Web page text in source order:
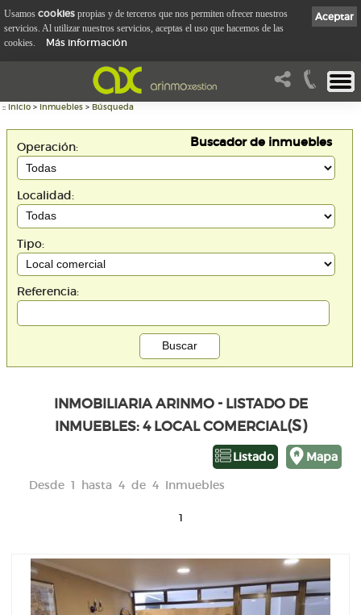
:: Inicio > Inmuebles > Búsqueda
Buscador de inmuebles
Operación:
Localidad:
Tipo:
Referencia:
INMOBILIARIA ARINMO - LISTADO DE
INMUEBLES: 4 LOCAL COMERCIAL(S)
Mapa
Listado
Desde 1 hasta 4 de 4 Inmuebles
1
Aceptar
Usamos cookies propias y de terceros que nos permiten ofrecer nuestros
servicios. Al utilizar nuestros servicios, aceptas el uso que hacemos de las
cookies.
Más información